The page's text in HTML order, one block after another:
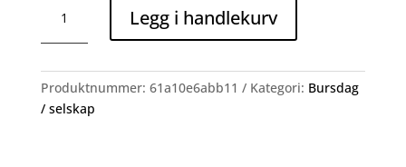
Candles,
sølv
Legg i handlekurv
Produktnummer: 61a10e6abb11 Kategori: Bursdag
/ selskap